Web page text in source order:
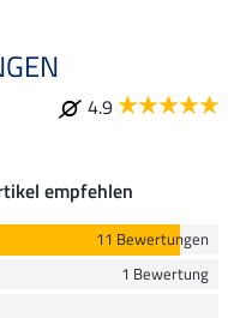
4.9
empfehlen
11 Bewertungen
1 Bewertung